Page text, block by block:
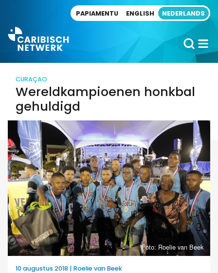
PAPIAMENTU ENGLISH NEDERLANDS
CURAÇAO
Wereldkampioenen honkbal
gehuldigd
Foto: Roelie van Beek
10 augustus 2018 | Roelie van Beek